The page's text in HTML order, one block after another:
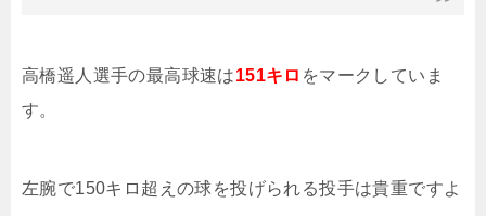
高橋遥人選手の最高球速は151キロ をマークしていま
す。
左腕で150キロ超えの球を投げられる投手は貴重ですよ